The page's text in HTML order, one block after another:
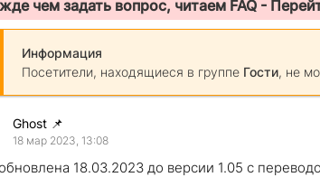
чем задать вопрос, читаем FAQ -
Информация
Посетители, находящиеся в группе Гости, не
Ghost 📌
18 мар 2023, 13:08
18.03.2023 до версии 1.05 с